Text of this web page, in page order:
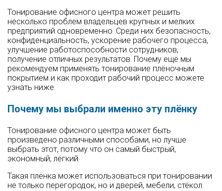
Тонирование офисного центра может решить
несколько проблем владельцев крупных и мелких
предприятий одновременно. Среди них безопасность,
конфиденциальность, ускорение рабочего процесса,
улучшение работоспособности сотрудников,
получение отличных результатов. Почему ещё мы
рекомендуем применять тонирование плёночным
покрытием и как проходит рабочий процесс можете
узнать ниже.
Почему мы выбрали именно эту плёнку
Тонирование офисного центра может быть
произведено различными способами, но лучше
выбрать этот, потому что он самый быстрый,
экономный, лёгкий.
Такая плёнка может использоваться при тонировании
не только перегородок, но и дверей, мебели, стёкол.